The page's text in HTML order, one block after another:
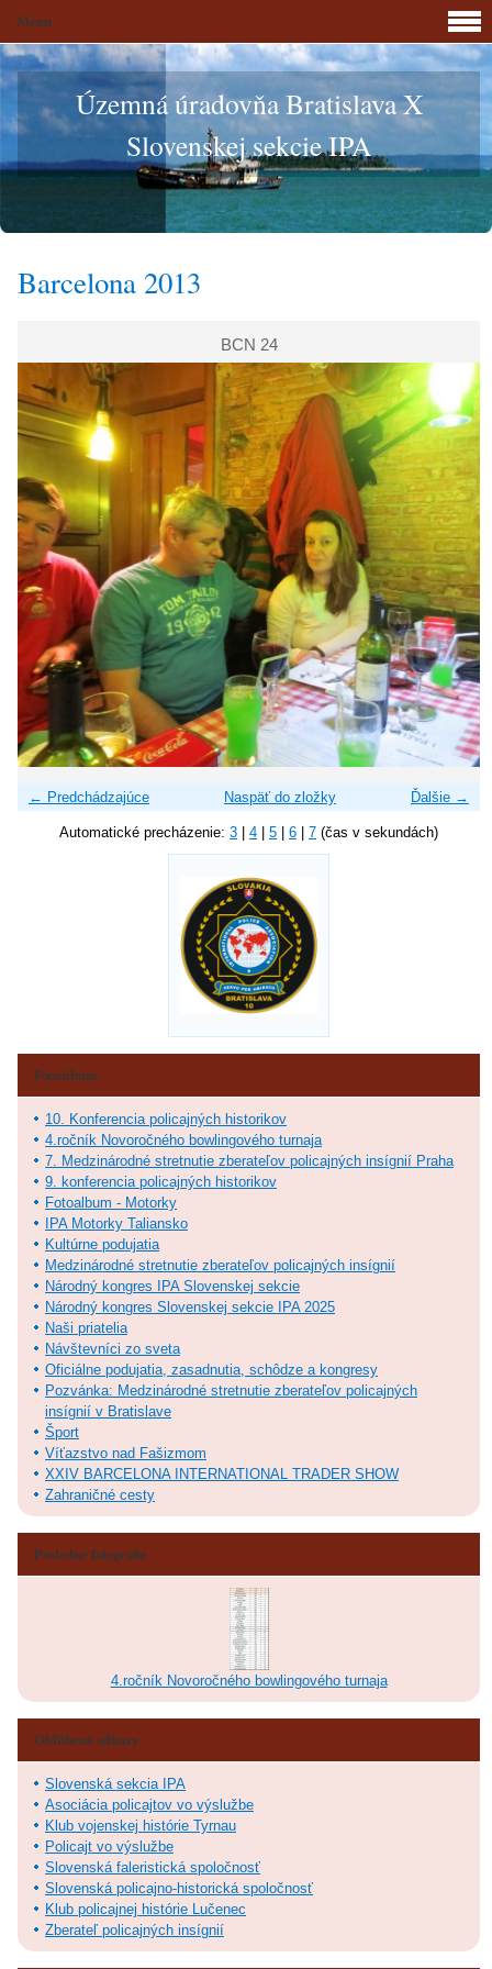
Územná úradovňa Bratislava X
Slovenskej sekcie IPA
Barcelona 2013
BCN 24
← Predchádzajúce Ďalšie →
Naspäť do zložky
Automatické precházenie: 3 4 5 6 7 (čas v sekundách)
Menu
Fotoalbum
10. Konferencia policajných historikov
4.ročník Novoročného bowlingového turnaja
7. Medzinárodné stretnutie zberateľov policajných insígnií Praha
9. konferencia policajných historikov
Fotoalbum - Motorky
IPA Motorky Taliansko
Kultúrne podujatia
Medzinárodné stretnutie zberateľov policajných insígnií
Národný kongres IPA Slovenskej sekcie
Národný kongres Slovenskej sekcie IPA 2025
Naši priatelia
Návštevníci zo sveta
Oficiálne podujatia, zasadnutia, schôdze a kongresy
Pozvánka: Medzinárodné stretnutie zberateľov policajných
insígnií v Bratislave
Šport
Víťazstvo nad Fašizmom
XXIV BARCELONA INTERNATIONAL TRADER SHOW
Zahraničné cesty
Posledné fotografie
4.ročník Novoročného bowlingového turnaja
Obľúbené odkazy
Slovenská sekcia IPA
Asociácia policajtov vo výslužbe
Klub vojenskej histórie Tyrnau
Policajt vo výslužbe
Slovenská faleristická spoločnosť
Slovenská policajno-historická spoločnosť
Klub policajnej histórie Lučenec
Zberateľ policajných insígnií